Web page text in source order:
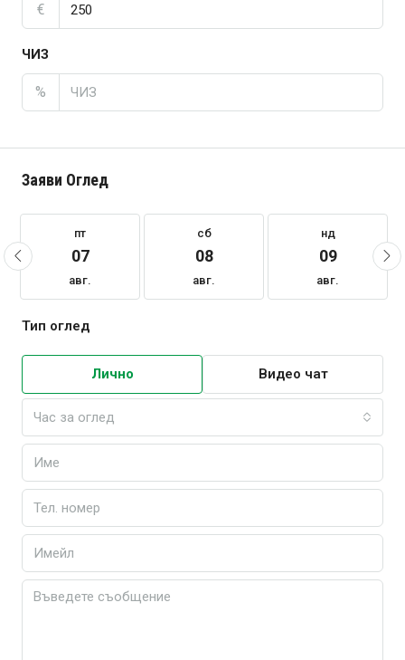
€
ЧИЗ
%
Заяви Оглед
пт
07
авг.
сб
08
авг.
нд
09
авг.
Тип оглед
Лично Видео чат
Час за оглед